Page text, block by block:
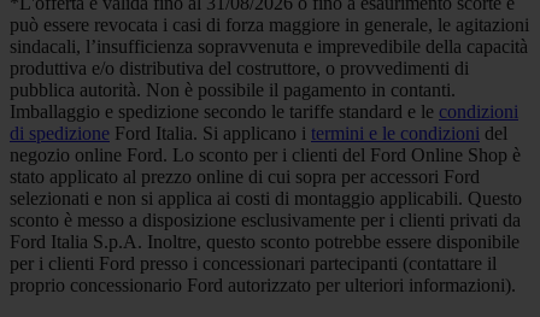
può essere revocata i casi di forza maggiore in generale, le agitazioni
sindacali, l’insufficienza sopravvenuta e imprevedibile della capacità
produttiva e/o distributiva del costruttore, o provvedimenti di
pubblica autorità. Non è possibile il pagamento in contanti.
Imballaggio e spedizione secondo le tariffe standard e le condizioni
di spedizione Ford Italia. Si applicano i termini e le condizioni del
negozio online Ford. Lo sconto per i clienti del Ford Online Shop è
stato applicato al prezzo online di cui sopra per accessori Ford
selezionati e non si applica ai costi di montaggio applicabili. Questo
sconto è messo a disposizione esclusivamente per i clienti privati da
Ford Italia S.p.A. Inoltre, questo sconto potrebbe essere disponibile
per i clienti Ford presso i concessionari partecipanti (contattare il
proprio concessionario Ford autorizzato per ulteriori informazioni).